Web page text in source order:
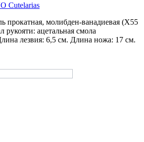
Cutelarias
прокатная, молибден-ванадиевая (X55
ацетальная смола
лезвия: 6,5 см. Длина ножа: 17 см.